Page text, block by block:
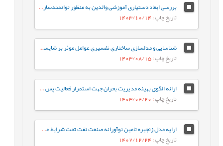
بررسی ابعاد دستیاری آموزشی والدین به منظور توانمندسازی آموزش آنلاین در مواقع بحرانی در عصر فناوریهای هوشمند
تاریخ چاپ: 1403/10/14
شناسایی و مدلسازی ساختاری تفسیری عوامل موثر بر شایستگی بنیادی مدیران منابع انسانی مرتبط با استارتاپ های حمل و نقل
تاریخ چاپ: 1403/08/15
ارائه الگوی بهینه مدیریت بحران جهت استمرار فعالیت پس از حادثه (مطالعه موردی: سازمان-های صنعتی دفاعی).
تاریخ چاپ: 1403/04/20
ارایه مدل زنجیره تامین نوآورانه صنعت نفت تحت شرایط عدم اطمینان
تاریخ چاپ: 1402/12/24